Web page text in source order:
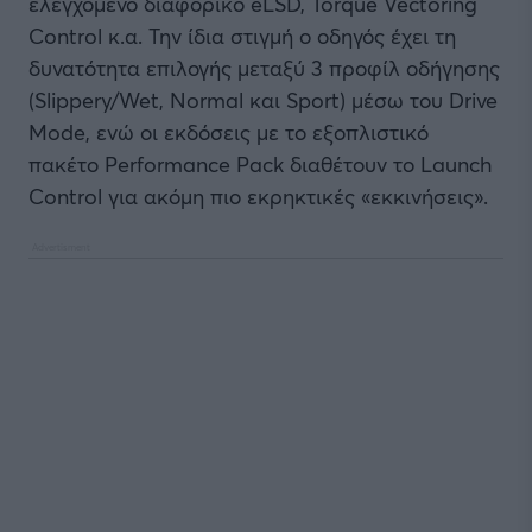
Control κ.α. Την ίδια στιγμή ο οδηγός έχει τη
δυνατότητα επιλογής μεταξύ 3 προφίλ οδήγησης
(Slippery/Wet, Normal και Sport) μέσω του Drive
Mode, ενώ οι εκδόσεις με το εξοπλιστικό
πακέτο Performance Pack διαθέτουν το Launch
Control για ακόμη πιο εκρηκτικές «εκκινήσεις».